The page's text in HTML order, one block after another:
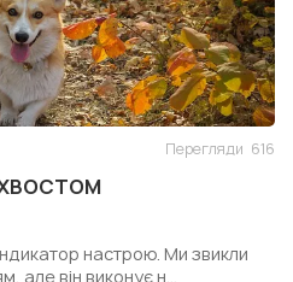
Перегляди 616
настрою. Ми звикли
але він виконує н...